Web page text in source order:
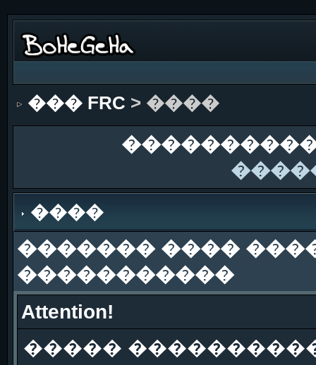
��� FRC > ����
����
������� ����
�����������
Attention!
�����